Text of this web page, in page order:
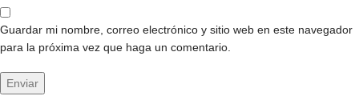
Guardar mi nombre, correo electrónico y sitio web en este navegador
para la próxima vez que haga un comentario.